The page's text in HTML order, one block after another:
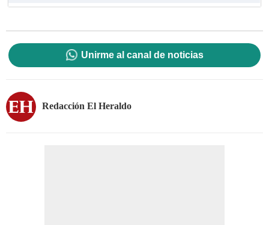
Unirme al canal de noticias
Redacción El Heraldo